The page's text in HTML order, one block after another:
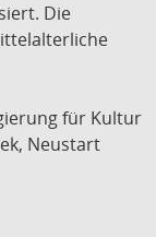
Die
für Kultur
Neustart